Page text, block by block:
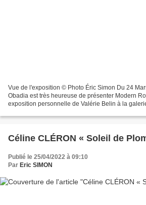
Vue de l'exposition © Photo Éric Simon Du 24 Mars au 14 Mai 2022 Nathalie
Obadia est très heureuse de présenter Modern
exposition personnelle de Valérie Belin à la
Céline CLÉRON « Soleil de
Publié le 25/04/2022 à 09:10
Par Eric SIMON